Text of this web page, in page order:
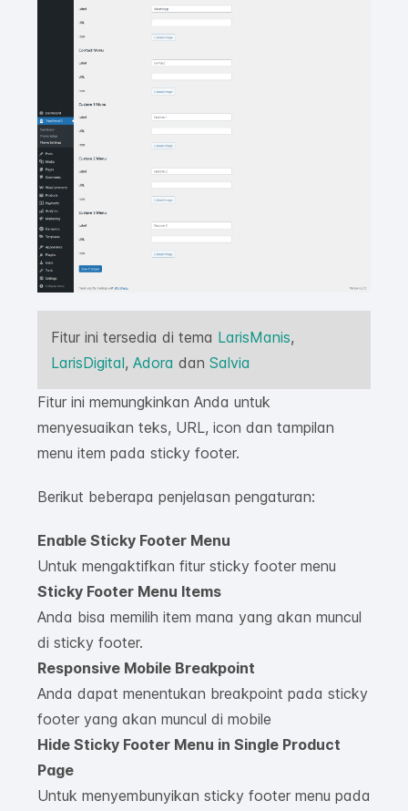
Fitur ini tersedia di tema LarisManis,
LarisDigital, Adora dan Salvia
Fitur ini memungkinkan Anda untuk
menyesuaikan teks, URL, icon dan tampilan
menu item pada sticky footer.
Berikut beberapa penjelasan pengaturan:
Enable Sticky Footer Menu
Untuk mengaktifkan fitur sticky footer menu
Sticky Footer Menu Items
Anda bisa memilih item mana yang akan muncul
di sticky footer.
Responsive Mobile Breakpoint
Anda dapat menentukan breakpoint pada sticky
footer yang akan muncul di mobile
Hide Sticky Footer Menu in Single Product
Page
Untuk menyembunyikan sticky footer menu pada